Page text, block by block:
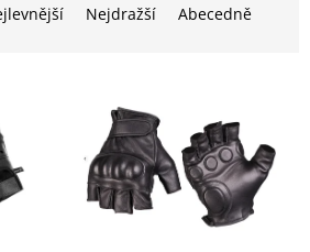
Nejdražší Abecedně